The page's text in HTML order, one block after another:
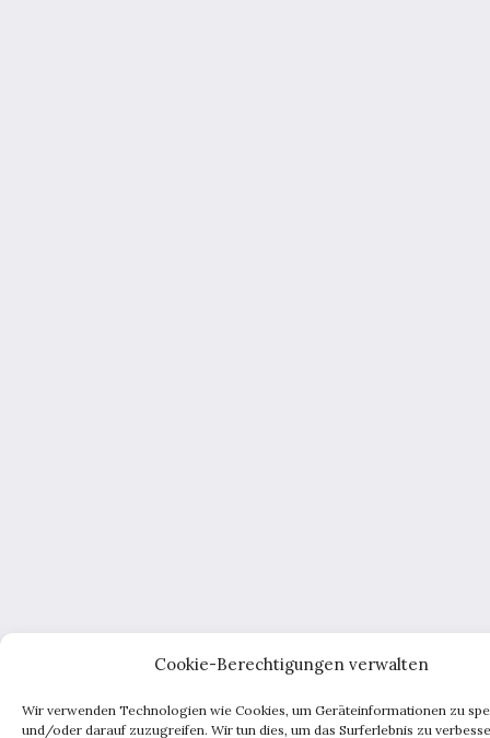
Cookie-Berechtigungen verwalten
Wir verwenden Technologien wie Cookies, um Geräteinformationen zu
und/oder darauf zuzugreifen. Wir tun dies, um das Surferlebnis zu